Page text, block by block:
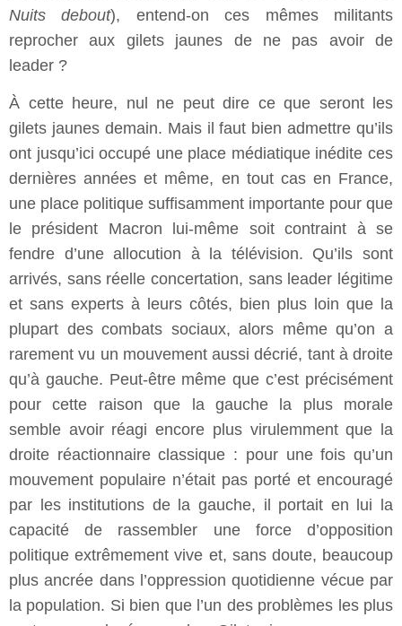
Nuits debout), entend-on ces mêmes militants
reprocher aux gilets jaunes de ne pas avoir de
leader ?
À cette heure, nul ne peut dire ce que seront les
gilets jaunes demain. Mais il faut bien admettre qu’ils
ont jusqu’ici occupé une place médiatique inédite ces
dernières années et même, en tout cas en France,
une place politique suffisamment importante pour que
le président Macron lui-même soit contraint à se
fendre d’une allocution à la télévision. Qu’ils sont
arrivés, sans réelle concertation, sans leader légitime
et sans experts à leurs côtés, bien plus loin que la
plupart des combats sociaux, alors même qu’on a
rarement vu un mouvement aussi décrié, tant à droite
qu’à gauche. Peut-être même que c’est précisément
pour cette raison que la gauche la plus morale
semble avoir réagi encore plus virulemment que la
droite réactionnaire classique : pour une fois qu’un
mouvement populaire n’était pas porté et encouragé
par les institutions de la gauche, il portait en lui la
capacité de rassembler une force d’opposition
politique extrêmement vive et, sans doute, beaucoup
plus ancrée dans l’oppression quotidienne vécue par
la population. Si bien que l’un des problèmes les plus